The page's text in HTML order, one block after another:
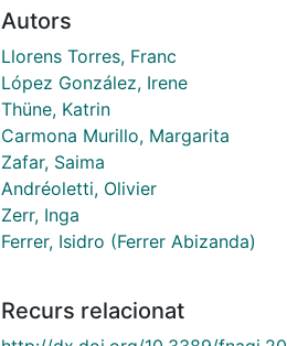
Autors
Llorens Torres, Franc
López González, Irene
Thüne, Katrin
Carmona Murillo, Margarita
Zafar, Saima
Andréoletti, Olivier
Zerr, Inga
Ferrer, Isidro (Ferrer Abizanda)
Recurs relacionat